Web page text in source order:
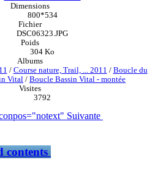
Dimensions
800*534
Fichier
DSC06323.JPG
Poids
304 Ko
Albums
/ Course nature, Trail, ... 2011 / Boucle du
Vital / Boucle Bassin Vital - montée
Visites
3792
Suivante
contents